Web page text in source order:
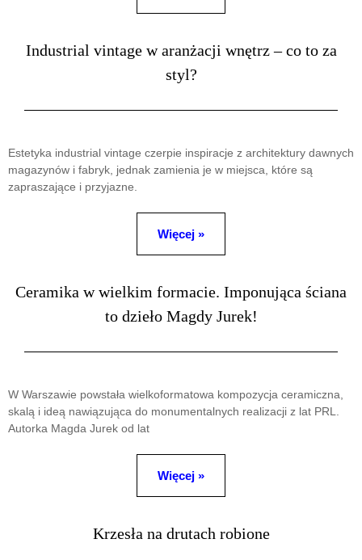
Industrial vintage w aranżacji wnętrz – co to za
styl?
Estetyka industrial vintage czerpie inspiracje z architektury dawnych
magazynów i fabryk, jednak zamienia je w miejsca, które są
zapraszające i przyjazne.
Więcej »
Ceramika w wielkim formacie. Imponująca ściana
to dzieło Magdy Jurek!
W Warszawie powstała wielkoformatowa kompozycja ceramiczna,
skalą i ideą nawiązująca do monumentalnych realizacji z lat PRL.
Autorka Magda Jurek od lat
Więcej »
Krzesła na drutach robione